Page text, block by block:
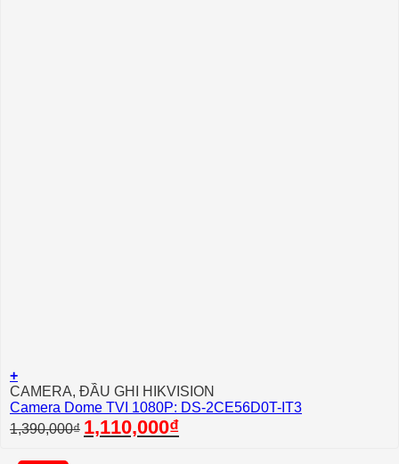
+
CAMERA, ĐẦU GHI HIKVISION
Camera Dome TVI 1080P: DS-2CE56D0T-IT3
1,390,000₫ Giá
gốc
1,110,000₫Giá
hiện